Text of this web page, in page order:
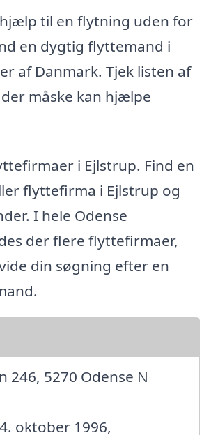
hjælp til en flytning uden for
en dygtig flyttemand i
af Danmark. Tjek listen af
måske kan hjælpe
i Ejlstrup. Find en
flyttefirma i Ejlstrup og
I hele Odense
der flere flyttefirmaer,
din søgning efter en
246, 5270 Odense N
oktober 1996,